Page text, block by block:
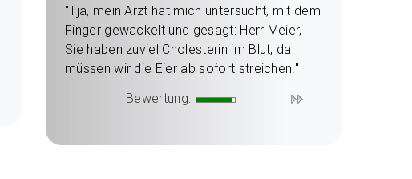
"Tja, mein Arzt hat mich untersucht, mit dem
Finger gewackelt und gesagt: Herr Meier,
Sie haben zuviel Cholesterin im Blut, da
müssen wir die Eier ab sofort streichen."
Bewertung: